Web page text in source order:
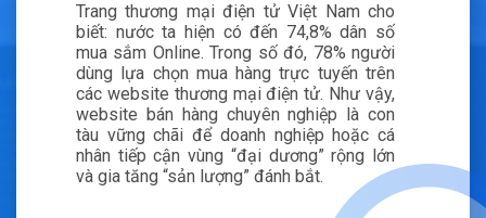
Trang thương mại điện tử Việt Nam cho
biết: nước ta hiện có đến 74,8% dân số
mua sắm Online. Trong số đó, 78% người
dùng lựa chọn mua hàng trực tuyến trên
các website thương mại điện tử. Như vậy,
website bán hàng chuyên nghiệp là con
tàu vững chãi để doanh nghiệp hoặc cá
nhân tiếp cận vùng “đại dương” rộng lớn
và gia tăng “sản lượng” đánh bắt.